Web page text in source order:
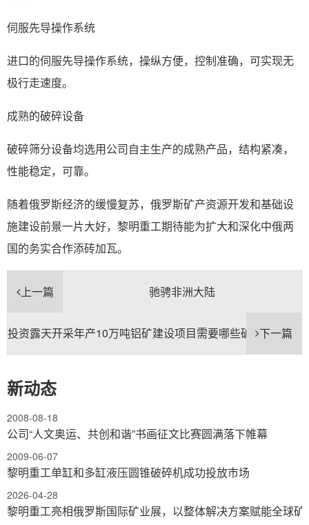
伺服先导操作系统
进口的伺服先导操作系统，操纵方便，控制准确，可实现无
极行走速度。
成熟的破碎设备
破碎筛分设备均选用公司自主生产的成熟产品，结构紧凑，
性能稳定，可靠。
随着俄罗斯经济的缓慢复苏，俄罗斯矿产资源开发和基础设
施建设前景一片大好，黎明重工期待能为扩大和深化中俄两
国的务实合作添砖加瓦。
上一篇 驰骋非洲大陆
下一篇
投资露天开采年产10万吨铝矿建设项目需要哪些破碎机设备
新动态
2008-08-18
公司“人文奥运、共创和谐”书画征文比赛圆满落下帷幕
2009-06-07
黎明重工单缸和多缸液压圆锥破碎机成功投放市场
2026-04-28
黎明重工亮相俄罗斯国际矿业展，以整体解决方案赋能全球矿